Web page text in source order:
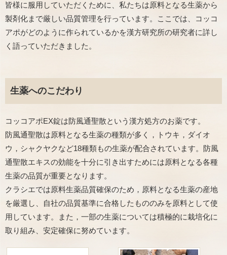
皆様に服用していただくために、私たちは原料となる生薬から
製剤化まで厳しい品質管理を行っています。ここでは、コッコ
アポがどのように作られているかを漢方研究所の研究者に詳し
く語っていただきました。
生薬へのこだわり
コッコアポEX錠は防風通聖散という漢方処方のお薬です。
防風通聖散は原料となる生薬の種類が多く，トウキ，ダイオ
ウ，シャクヤクなど18種類もの生薬が配合されています。防風
通聖散エキスの効能を十分に引き出すためには原料となる各種
生薬の品質が重要となります。
クラシエでは原料生薬品質確保のため，原料となる生薬の産地
を厳選し、自社の品質基準に合格したもののみを原料として使
用しています。また，一部の生薬については積極的に栽培化に
取り組み、安定確保に努めています。